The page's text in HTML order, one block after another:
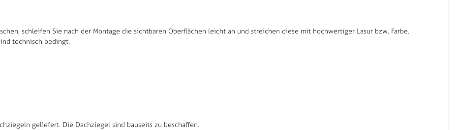
schleifen Sie nach der Montage die sichtbaren Oberflächen leicht an und streichen diese mit hochwertiger Lasur bzw. Farbe.
technisch bedingt.
geliefert. Die Dachziegel sind bauseits zu beschaffen.